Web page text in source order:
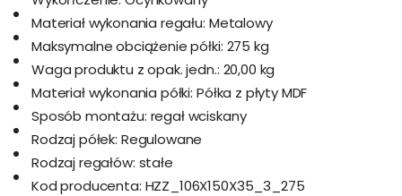
Materiał wykonania regału: Metalowy
Maksymalne obciążenie półki: 275 kg
Waga produktu z opak. jedn.: 20,00 kg
Materiał wykonania półki: Półka z płyty MDF
Sposób montażu: regał wciskany
Rodzaj półek: Regulowane
Rodzaj regałów: stałe
Kod producenta: HZZ_106X150X35_3_275